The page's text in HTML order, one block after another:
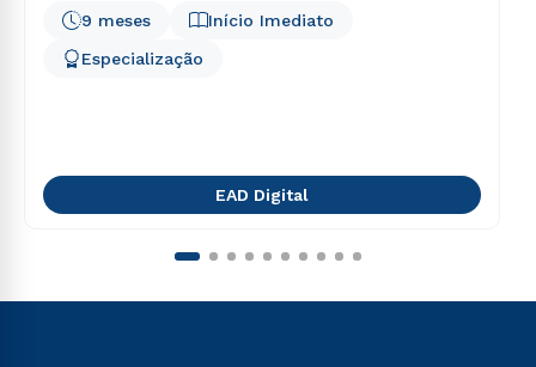
Início Imediato
9 meses
Especialização
EAD Digital